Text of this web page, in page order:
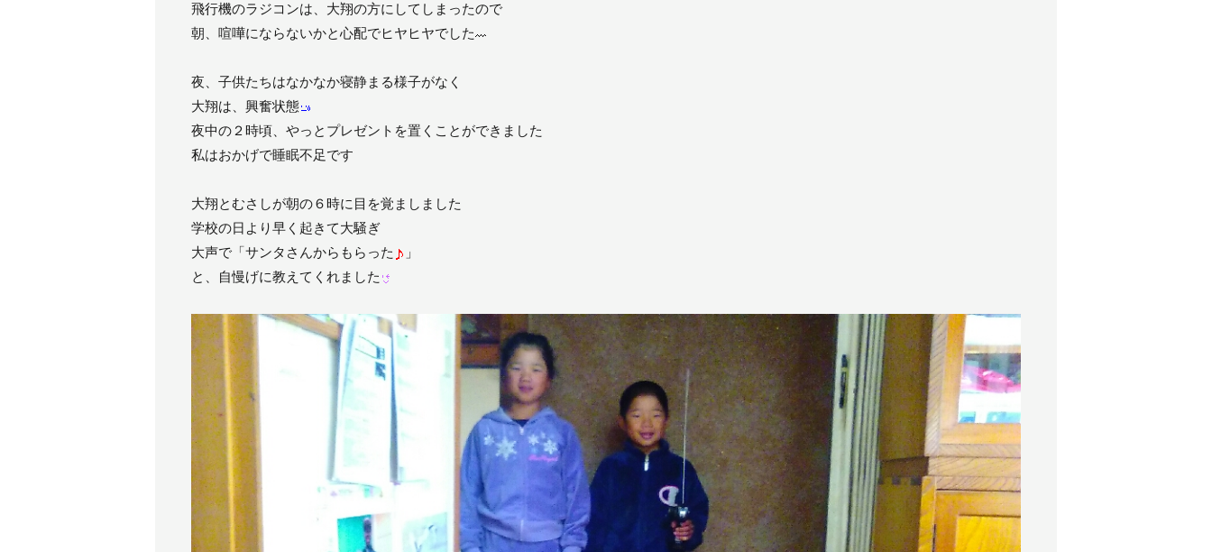
飛行機のラジコンは、大翔の方にしてしまったので
朝、喧嘩にならないかと心配でヒヤヒヤでした
夜、子供たちはなかなか寝静まる様子がなく
大翔は、興奮状態
夜中の２時頃、やっとプレゼントを置くことができました
私はおかげで睡眠不足です
大翔とむさしが朝の６時に目を覚ましました
学校の日より早く起きて大騒ぎ
大声で「サンタさんからもらった
」
と、自慢げに教えてくれました